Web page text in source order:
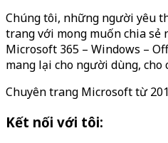
Chúng tôi, những người yêu
trang với mong muốn chia
Microsoft 365 – Windows –
mang lại cho người dùng, cho
Chuyên trang Microsoft từ
Kết nối với tôi: